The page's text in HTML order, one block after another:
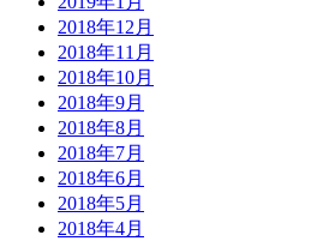
2018年12月
2018年11月
2018年10月
2018年9月
2018年8月
2018年7月
2018年6月
2018年5月
2018年4月